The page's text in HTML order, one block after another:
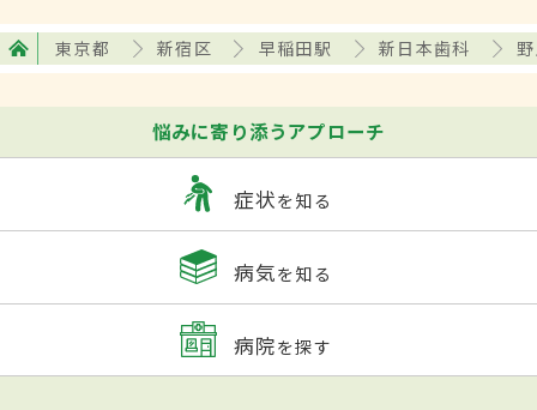
東京都 新宿区 早稲田駅 新日本歯科
悩みに寄り添うアプローチ
症状を知る
病気を知る
病院を探す